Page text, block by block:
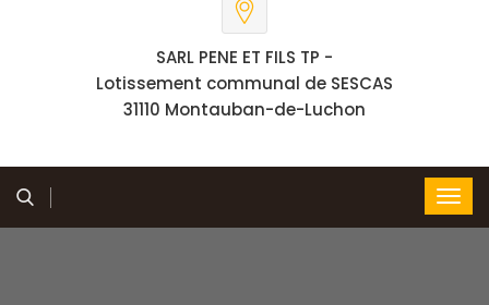
SARL PENE ET FILS TP -
Lotissement communal de SESCAS
31110 Montauban-de-Luchon